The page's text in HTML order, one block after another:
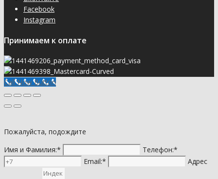
Facebook
Instagram
Принимаем к оплате
Call Now Button
Пожалуйста, подождите
Имя и Фамилия:*
Телефон:*
Email:*
Адрес